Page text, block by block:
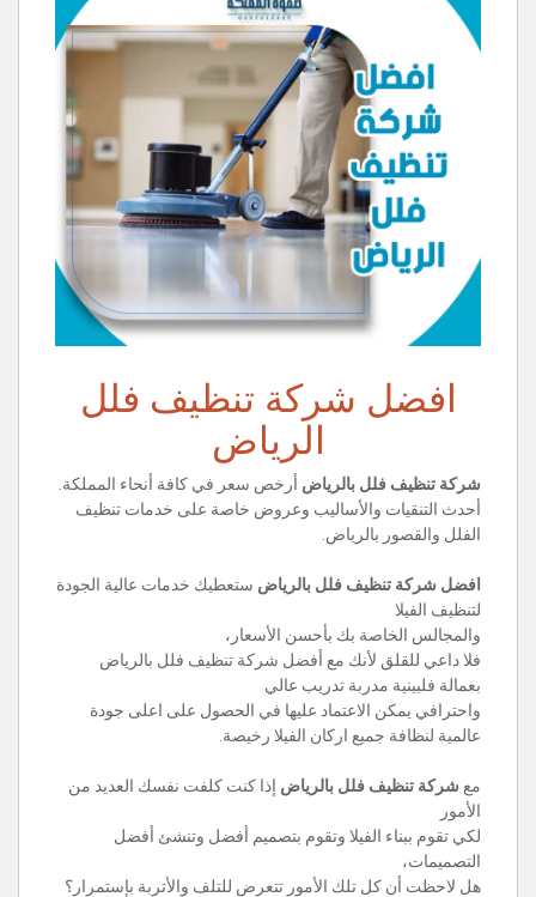
افضل شركة تنظيف فلل
الرياض
شركة تنظيف فلل بالرياض أرخص سعر في كافة أنحاء المملكة.
أحدث التنقيات والأساليب وعروض خاصة على خدمات تنظيف
الفلل والقصور بالرياض.
افضل شركة تنظيف فلل بالرياض ستعطيك خدمات عالية الجودة
لتنظيف الفيلا
والمجالس الخاصة بك بأحسن الأسعار،
فلا داعي للقلق لأنك مع أفضل شركة تنظيف فلل بالرياض
بعمالة فلبينية مدربة تدريب عالي
واحترافي يمكن الاعتماد عليها في الحصول على اعلى جودة
عالمية لنظافة جميع اركان الفيلا رخيصة.
مع شركة تنظيف فلل بالرياض إذا كنت كلفت نفسك العديد من
الأمور
لكي تقوم ببناء الفيلا وتقوم بتصميم أفضل وتنشئ أفضل
التصميمات،
هل لاحظت أن كل تلك الأمور تتعرض للتلف والأتربة بإستمرار؟